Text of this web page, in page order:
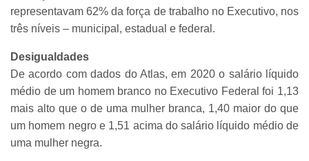
representavam 62% da força de trabalho no Executivo, nos
três níveis – municipal, estadual e federal.
Desigualdades
De acordo com dados do Atlas, em 2020 o salário líquido
médio de um homem branco no Executivo Federal foi 1,13
mais alto que o de uma mulher branca, 1,40 maior do que
um homem negro e 1,51 acima do salário líquido médio de
uma mulher negra.